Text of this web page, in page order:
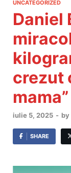
UNCATEGORIZED
Daniel
crezut
mama”
iulie 5, 2025 - by
SHARE